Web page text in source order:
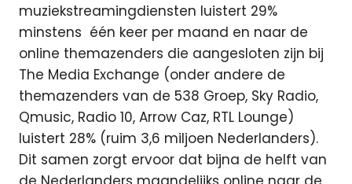
muziekstreamingdiensten luistert 29%
minstens één keer per maand en naar de
online themazenders die aangesloten zijn bij
The Media Exchange (onder andere de
themazenders van de 538 Groep, Sky Radio,
Qmusic, Radio 10, Arrow Caz, RTL Lounge)
luistert 28% (ruim 3,6 miljoen Nederlanders).
Dit samen zorgt ervoor dat bijna de helft van